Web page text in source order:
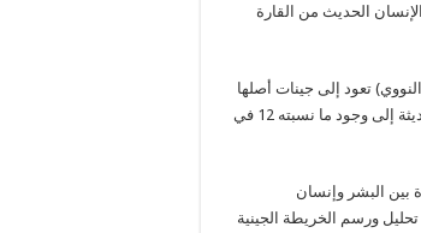
الحديث من القارة
الوراثية (حمضنا النووي) تعود إلى جينات أصلها
إنسان “نياندرتال”، وأنها انتقلت إلينا عبر التزاوج بين الجنسين، بينما أشارت الدراسة الحديثة إلى وجود ما نسبته 12 في
بين البشر وإنسان
الذي يرتكز أساسا على تحليل ورسم الخريطة الجينية